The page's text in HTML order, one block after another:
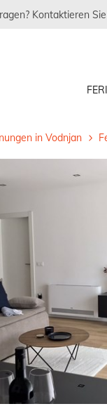
Kontaktieren
in Vodnjan